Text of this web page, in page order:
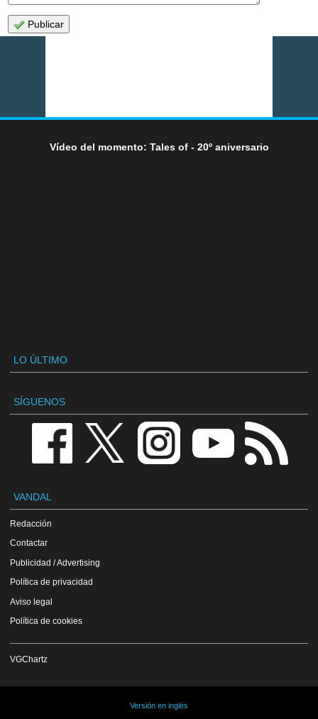
Publicar
Vídeo del momento: Tales of - 20º aniversario
LO ÚLTIMO
SÍGUENOS
VANDAL
Redacción
Contactar
Publicidad / Advertising
Política de privacidad
Aviso legal
Política de cookies
VGChartz
Versión en inglés